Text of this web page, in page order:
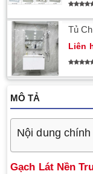
Tủ
Liên
MÔ TẢ
Nội dung chính
Gạch Lát Nền